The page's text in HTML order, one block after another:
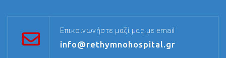
Επικοινωνήστε μαζί μας με email
info@rethymnohospital.gr